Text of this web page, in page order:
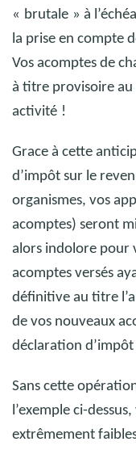
« brutale » à
la prise en compte
Vos acomptes de
à titre provisoire au
activité !
Grace à cette
d’impôt sur le
organismes, vos
acomptes) seront
alors indolore pour
acomptes versés
définitive au titre
de vos nouveaux
déclaration
Sans cette
l’exemple ci-
extrêmement